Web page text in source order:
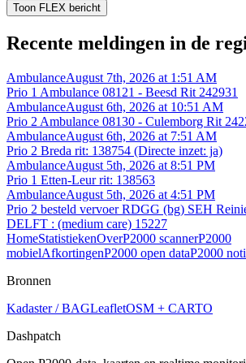
Toon FLEX bericht
Recente meldingen in de
AmbulanceAugust 7th, 2026 at 1:51 AM
Prio 1 Ambulance 08121 - Beesd Rit 242931
AmbulanceAugust 6th, 2026 at 10:51 AM
Prio 2 Ambulance 08130 - Culemborg Rit
AmbulanceAugust 6th, 2026 at 7:51 AM
Prio 2 Breda rit: 138754 (Directe inzet: ja)
AmbulanceAugust 5th, 2026 at 8:51 PM
Prio 1 Etten-Leur rit: 138563
AmbulanceAugust 5th, 2026 at 4:51 PM
Prio 2 besteld vervoer RDGG (bg) SEH
DELFT : (medium care) 15227
HomeStatistiekenOverP2000 scannerP2000
mobielAfkortingenP2000 open dataP2000
Bronnen
Kadaster / BAGLeafletOSM + CARTO
Dashpatch